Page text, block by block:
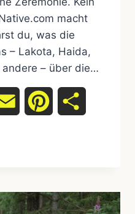
macht
du, was die
– Lakota, Haida,
– über die…
Email Pinterest